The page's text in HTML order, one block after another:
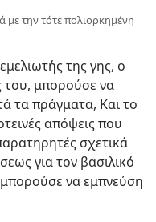
με την τότε πολιορκημένη
της γης, ο
του, μπορούσε να
τα πράγματα, Και το
απόψεις που
σχετικά
για τον βασιλικό
να εμπνεύση